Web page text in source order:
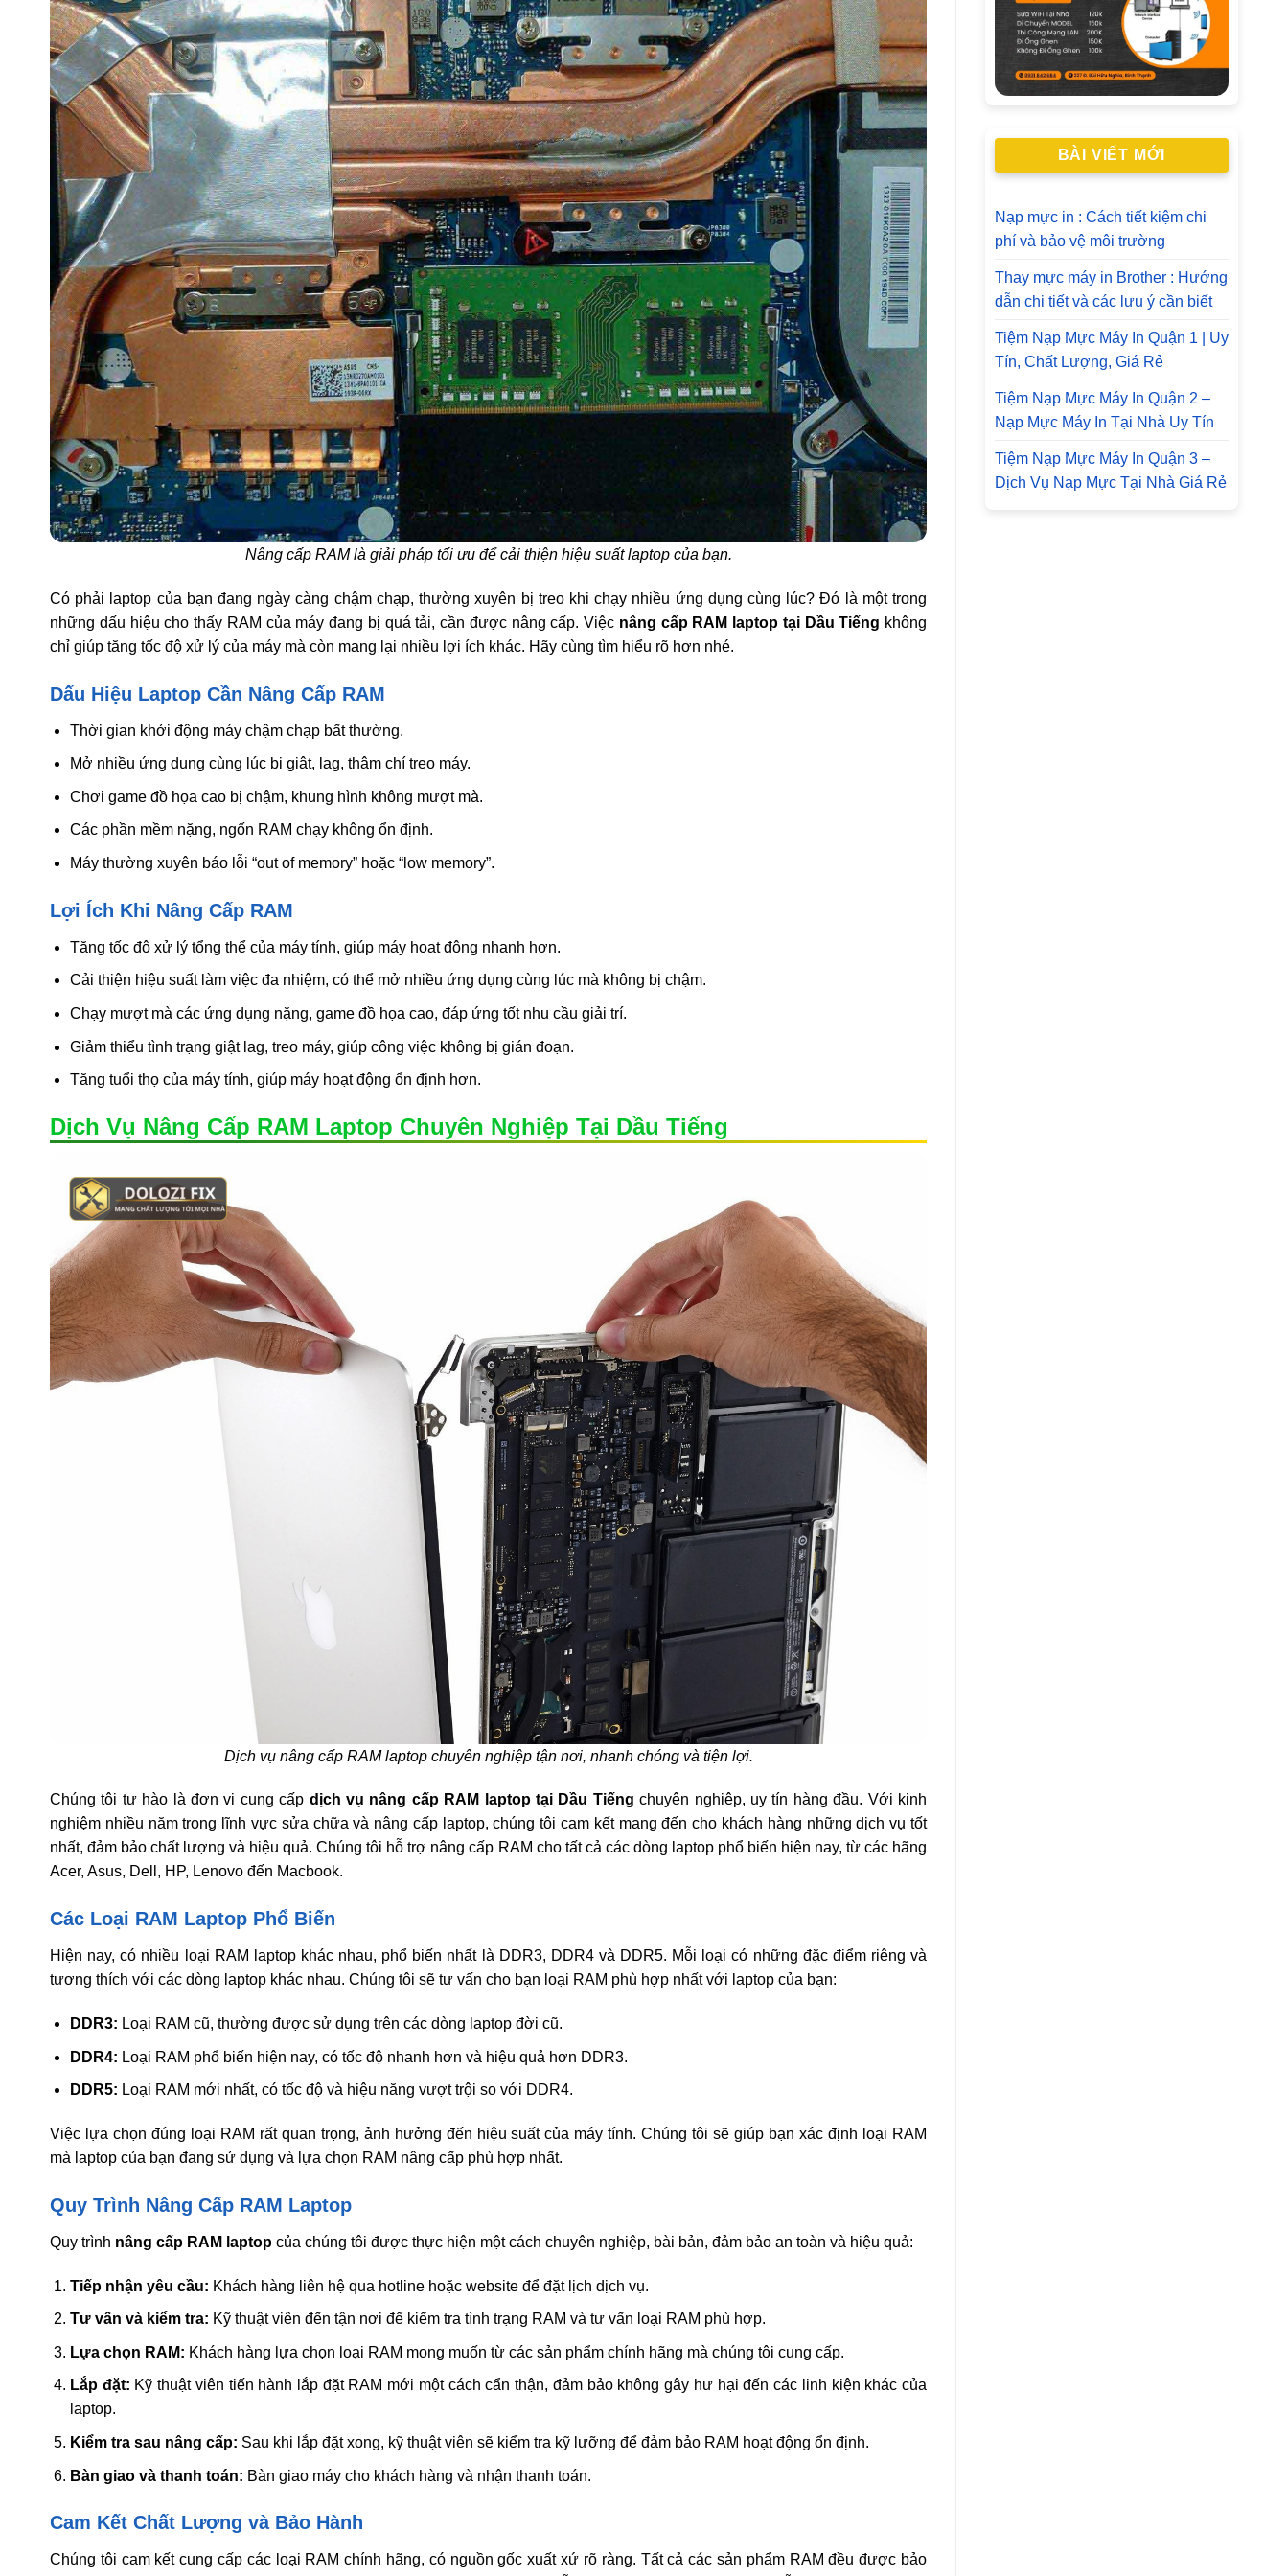
Nâng cấp RAM là giải pháp tối ưu để cải thiện hiệu suất laptop của bạn.
Có phải laptop của bạn đang ngày càng chậm chạp, thường xuyên bị treo khi chạy nhiều ứng dụng cùng lúc? Đó là một trong
những dấu hiệu cho thấy RAM của máy đang bị quá tải, cần được nâng cấp. Việc nâng cấp RAM laptop tại Dầu Tiếng không
chỉ giúp tăng tốc độ xử lý của máy mà còn mang lại nhiều lợi ích khác. Hãy cùng tìm hiểu rõ hơn nhé.
Dấu Hiệu Laptop Cần Nâng Cấp RAM
Thời gian khởi động máy chậm chạp bất thường.
Mở nhiều ứng dụng cùng lúc bị giật, lag, thậm chí treo máy.
Chơi game đồ họa cao bị chậm, khung hình không mượt mà.
Các phần mềm nặng, ngốn RAM chạy không ổn định.
Máy thường xuyên báo lỗi “out of memory” hoặc “low memory”.
Lợi Ích Khi Nâng Cấp RAM
Tăng tốc độ xử lý tổng thể của máy tính, giúp máy hoạt động nhanh hơn.
Cải thiện hiệu suất làm việc đa nhiệm, có thể mở nhiều ứng dụng cùng lúc mà không bị chậm.
Chạy mượt mà các ứng dụng nặng, game đồ họa cao, đáp ứng tốt nhu cầu giải trí.
Giảm thiểu tình trạng giật lag, treo máy, giúp công việc không bị gián đoạn.
Tăng tuổi thọ của máy tính, giúp máy hoạt động ổn định hơn.
Dịch Vụ Nâng Cấp RAM Laptop Chuyên Nghiệp Tại Dầu Tiếng
Dịch vụ nâng cấp RAM laptop chuyên nghiệp tận nơi, nhanh chóng và tiện lợi.
Chúng tôi tự hào là đơn vị cung cấp dịch vụ nâng cấp RAM laptop tại Dầu Tiếng chuyên nghiệp, uy tín hàng đầu. Với kinh
nghiệm nhiều năm trong lĩnh vực sửa chữa và nâng cấp laptop, chúng tôi cam kết mang đến cho khách hàng những dịch vụ tốt
nhất, đảm bảo chất lượng và hiệu quả. Chúng tôi hỗ trợ nâng cấp RAM cho tất cả các dòng laptop phổ biến hiện nay, từ các hãng
Acer, Asus, Dell, HP, Lenovo đến Macbook.
Các Loại RAM Laptop Phổ Biến
Hiện nay, có nhiều loại RAM laptop khác nhau, phổ biến nhất là DDR3, DDR4 và DDR5. Mỗi loại có những đặc điểm riêng và
tương thích với các dòng laptop khác nhau. Chúng tôi sẽ tư vấn cho bạn loại RAM phù hợp nhất với laptop của bạn:
DDR3: Loại RAM cũ, thường được sử dụng trên các dòng laptop đời cũ.
DDR4: Loại RAM phổ biến hiện nay, có tốc độ nhanh hơn và hiệu quả hơn DDR3.
DDR5: Loại RAM mới nhất, có tốc độ và hiệu năng vượt trội so với DDR4.
Việc lựa chọn đúng loại RAM rất quan trọng, ảnh hưởng đến hiệu suất của máy tính. Chúng tôi sẽ giúp bạn xác định loại RAM
mà laptop của bạn đang sử dụng và lựa chọn RAM nâng cấp phù hợp nhất.
Quy Trình Nâng Cấp RAM Laptop
Quy trình nâng cấp RAM laptop của chúng tôi được thực hiện một cách chuyên nghiệp, bài bản, đảm bảo an toàn và hiệu quả:
Tiếp nhận yêu cầu: Khách hàng liên hệ qua hotline hoặc website để đặt lịch dịch vụ.
Tư vấn và kiểm tra: Kỹ thuật viên đến tận nơi để kiểm tra tình trạng RAM và tư vấn loại RAM phù hợp.
Lựa chọn RAM: Khách hàng lựa chọn loại RAM mong muốn từ các sản phẩm chính hãng mà chúng tôi cung cấp.
Lắp đặt: Kỹ thuật viên tiến hành lắp đặt RAM mới một cách cẩn thận, đảm bảo không gây hư hại đến các linh kiện khác của
laptop.
Kiểm tra sau nâng cấp: Sau khi lắp đặt xong, kỹ thuật viên sẽ kiểm tra kỹ lưỡng để đảm bảo RAM hoạt động ổn định.
Bàn giao và thanh toán: Bàn giao máy cho khách hàng và nhận thanh toán.
Cam Kết Chất Lượng và Bảo Hành
Chúng tôi cam kết cung cấp các loại RAM chính hãng, có nguồn gốc xuất xứ rõ ràng. Tất cả các sản phẩm RAM đều được bảo
BÀI VIẾT MỚI
Nạp mực in : Cách tiết kiệm chi
phí và bảo vệ môi trường
Thay mực máy in Brother : Hướng
dẫn chi tiết và các lưu ý cần biết
Tiệm Nạp Mực Máy In Quận 1 | Uy
Tín, Chất Lượng, Giá Rẻ
Tiệm Nạp Mực Máy In Quận 2 –
Nạp Mực Máy In Tại Nhà Uy Tín
Tiệm Nạp Mực Máy In Quận 3 –
Dịch Vụ Nạp Mực Tại Nhà Giá Rẻ